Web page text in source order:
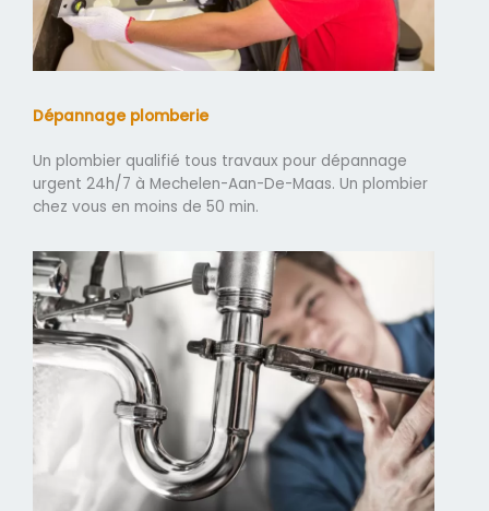
Dépannage plomberie
Un plombier qualifié tous travaux pour dépannage
urgent 24h/7 à Mechelen-Aan-De-Maas. Un plombier
chez vous en moins de 50 min.